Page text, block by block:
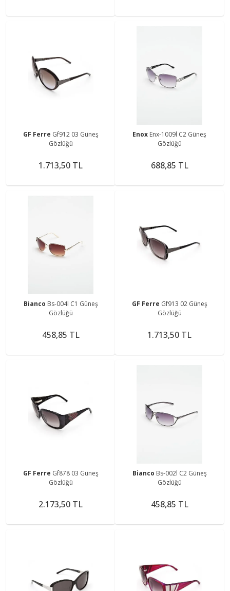
GF Ferre Gf912 03 Güneş
Gözlüğü
1.713,50 TL
Enox Enx-1009l C2 Güneş
Gözlüğü
688,85 TL
Bianco Bs-004l C1 Güneş
Gözlüğü
458,85 TL
GF Ferre Gf913 02 Güneş
Gözlüğü
1.713,50 TL
GF Ferre Gf878 03 Güneş
Gözlüğü
2.173,50 TL
Bianco Bs-002l C2 Güneş
Gözlüğü
458,85 TL